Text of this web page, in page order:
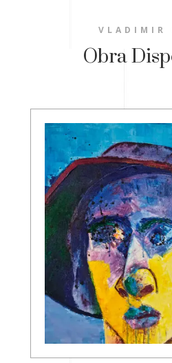
VLADIMIR
Obra